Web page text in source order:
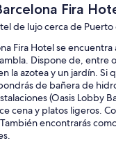
Fira
de lujo cerca de Puerto
Fira Hotel se
Dispone de, entre
la azotea y un jardín. Si
de bañera de
(Oasis Lobby
cena y platos ligeros.
encontrarás